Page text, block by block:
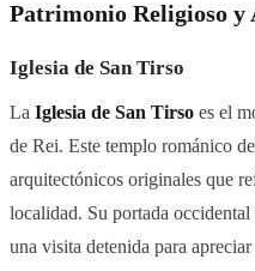
Patrimonio Religioso y
Iglesia de San Tirso
La Iglesia de San Tirso es el
de Rei. Este templo románico
arquitectónicos originales que
localidad. Su portada
una visita detenida para